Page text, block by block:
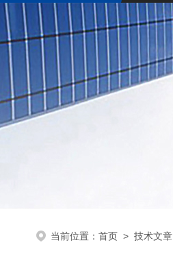
当前位置： 首页 > 技术文章